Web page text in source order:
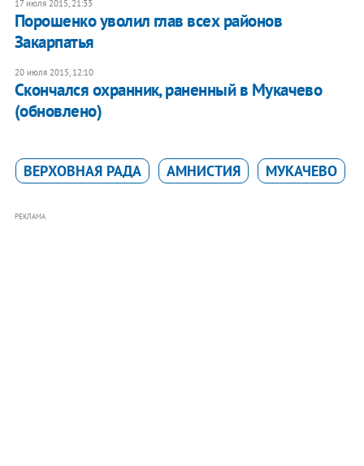
17 июля 2015, 21:33
Порошенко уволил глав всех районов
Закарпатья
20 июля 2015, 12:10
Скончался охранник, раненный в Мукачево
(обновлено)
ВЕРХОВНАЯ РАДА АМНИСТИЯ МУКАЧЕВО
РЕКЛАМА